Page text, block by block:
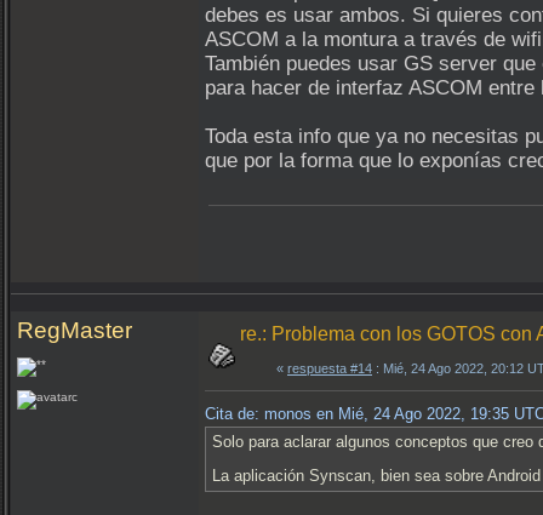
debes es usar ambos. Si quieres
ASCOM a la montura a través de
También puedes usar GS server
para hacer de interfaz ASCOM
Toda esta info que ya no necesitas
que por la forma que lo exponías
RegMaster re.: Problema con los GOTOS
« respuesta #14 : Mié, 24 Ago 2022, 20:12
Cita de: monos en Mié, 24 Ago 2022, 19:35
Solo para aclarar algunos conceptos que creo
La aplicación Synscan, bien sea sobre